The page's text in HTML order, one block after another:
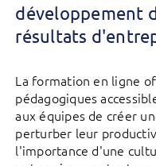
développement
résultats
La formation en ligne
pédagogiques
aux équipes de créer
perturber leur
l'importance d'une